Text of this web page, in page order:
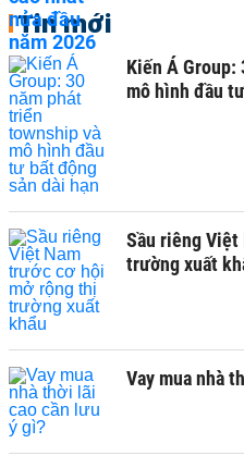
Tin mới
Kiến Á
mô hình đầu
Sầu riêng
trường xuất
Vay mua nhà